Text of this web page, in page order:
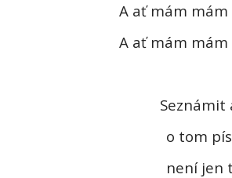
A ať mám
A ať mám
Seznámit
o tom
není jen